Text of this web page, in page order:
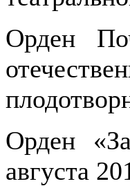
Орден
Орден
августа